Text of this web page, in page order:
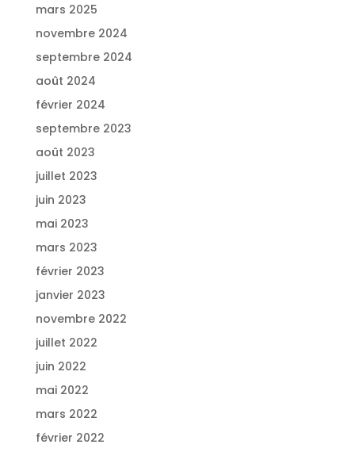
mars 2025
novembre 2024
septembre 2024
août 2024
février 2024
septembre 2023
août 2023
juillet 2023
juin 2023
mai 2023
mars 2023
février 2023
janvier 2023
novembre 2022
juillet 2022
juin 2022
mai 2022
mars 2022
février 2022